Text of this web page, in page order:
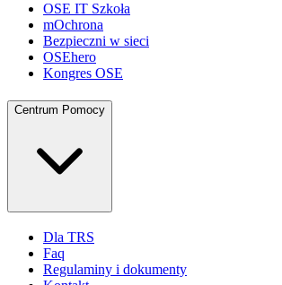
OSE IT Szkoła
mOchrona
Bezpieczni w sieci
OSEhero
Kongres OSE
Centrum Pomocy
Dla TRS
Faq
Regulaminy i dokumenty